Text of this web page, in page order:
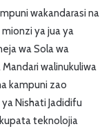
wakandarasi na
ya jua ya
wa Sola wa
walinukuliwa
kampuni zao
Nishati Jadidifu
teknolojia